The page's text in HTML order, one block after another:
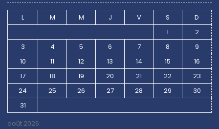
août 2026
L M M J V S
D
1
2
3
4 5 6 7 8
9
10
11 12 13 14 15
16
17
18 19 20 21 22
23
24
25 26 27 28 29
30
31